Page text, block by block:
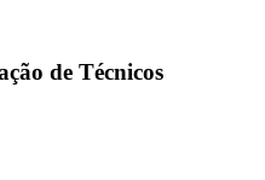
de Técnicos